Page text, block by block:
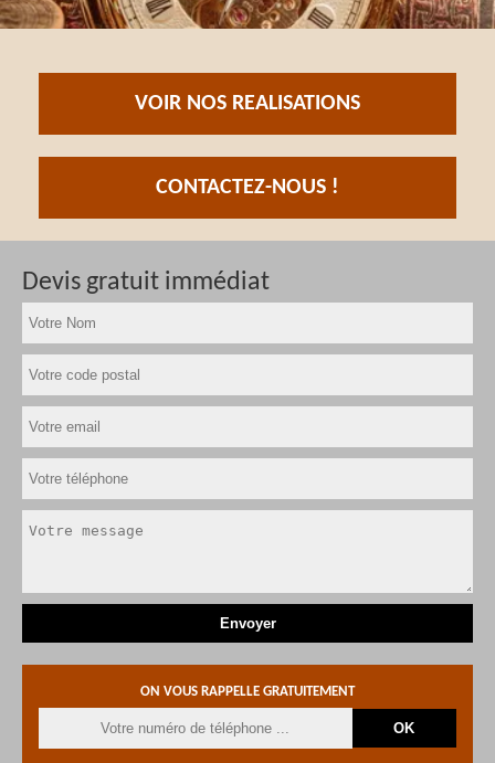
VOIR NOS REALISATIONS
CONTACTEZ-NOUS !
Devis gratuit immédiat
ON VOUS RAPPELLE GRATUITEMENT